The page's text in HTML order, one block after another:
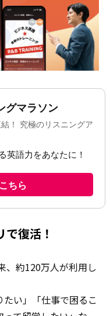
復活！
、約120万人が利用し
たい」「仕事で困るこ